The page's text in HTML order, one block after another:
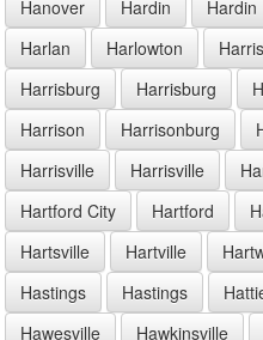
Hanover
Hardin Hardin
Harlan
Harlowton
Harrisburg
Harrisburg
Harrison
Harrisonburg
Harrisville
Harrisville
Hartford City
Hartford
Hartsville
Hartville
Hastings
Hastings
Hawesville
Hawkinsville